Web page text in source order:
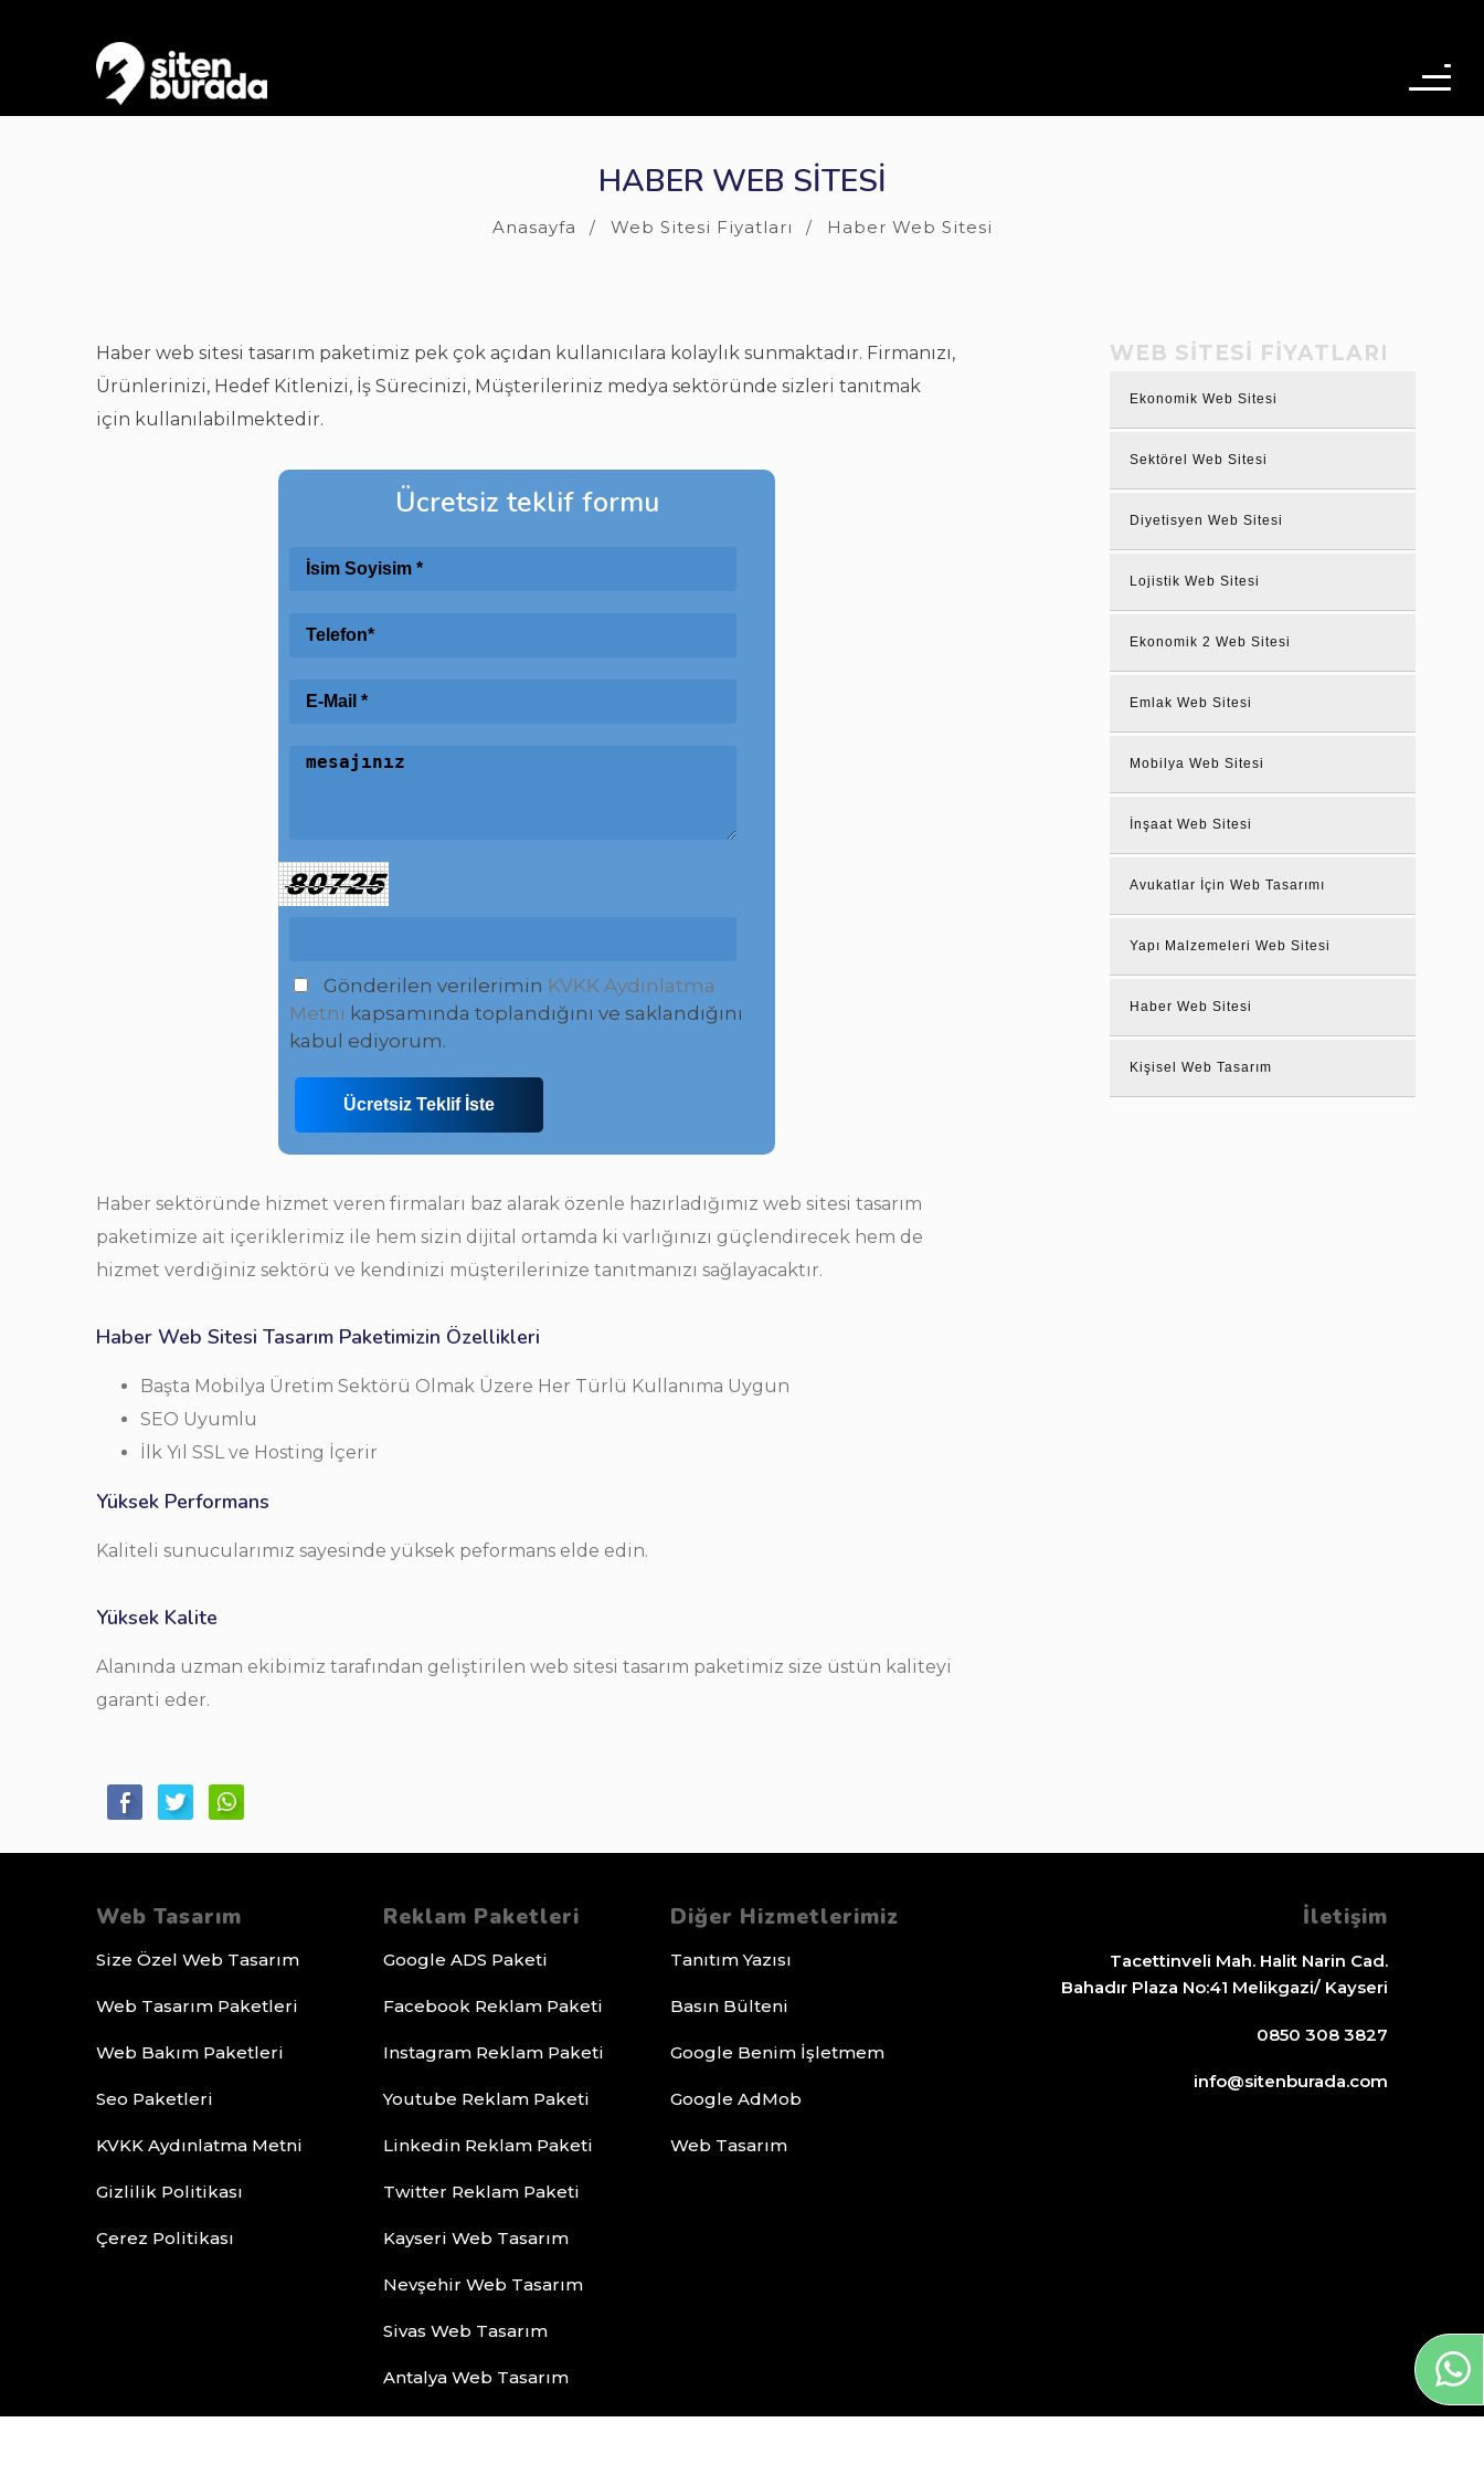
HABER WEB SITESI
Anasayfa Web Sitesi Fiyatları Haber Web Sitesi
Haber web sitesi tasarım paketimiz pek çok açıdan kullanıcılara kolaylık sunmaktadır. Firmanızı,
Ürünlerinizi, Hedef Kitlenizi, İş Sürecinizi, Müşterileriniz medya sektöründe sizleri tanıtmak
için kullanılabilmektedir.
Ücretsiz teklif formu
Gönderilen verilerimin KVKK Aydınlatma
Metni kapsamında toplandığını ve saklandığını
kabul ediyorum.
Ücretsiz Teklif İste
Haber sektöründe hizmet veren firmaları baz alarak özenle hazırladığımız web sitesi tasarım
paketimize ait içeriklerimiz ile hem sizin dijital ortamda ki varlığınızı güçlendirecek hem de
hizmet verdiğiniz sektörü ve kendinizi müşterilerinize tanıtmanızı sağlayacaktır.
Haber Web Sitesi Tasarım Paketimizin Özellikleri
Başta Mobilya Üretim Sektörü Olmak Üzere Her Türlü Kullanıma Uygun
SEO Uyumlu
İlk Yıl SSL ve Hosting İçerir
Yüksek Performans
Kaliteli sunucularımız sayesinde yüksek peformans elde edin.
Yüksek Kalite
Alanında uzman ekibimiz tarafından geliştirilen web sitesi tasarım paketimiz size üstün kaliteyi
garanti eder.
WEB SITESI FIYATLARI
Ekonomik Web Sitesi
Sektörel Web Sitesi
Diyetisyen Web Sitesi
Lojistik Web Sitesi
Ekonomik 2 Web Sitesi
Emlak Web Sitesi
Mobilya Web Sitesi
İnşaat Web Sitesi
Avukatlar İçin Web Tasarımı
Yapı Malzemeleri Web Sitesi
Haber Web Sitesi
Kişisel Web Tasarım
Web Tasarım
Size Özel Web Tasarım
Web Tasarım Paketleri
Web Bakım Paketleri
Seo Paketleri
KVKK Aydınlatma Metni
Gizlilik Politikası
Çerez Politikası
Reklam Paketleri
Google ADS Paketi
Facebook Reklam Paketi
Instagram Reklam Paketi
Youtube Reklam Paketi
Linkedin Reklam Paketi
Twitter Reklam Paketi
Kayseri Web Tasarım
Nevşehir Web Tasarım
Sivas Web Tasarım
Antalya Web Tasarım
Diğer Hizmetlerimiz
Tanıtım Yazısı
Basın Bülteni
Google Benim İşletmem
Google AdMob
Web Tasarım
İletişim
Tacettinveli Mah. Halit Narin Cad.
Bahadır Plaza No:41 Melikgazi/ Kayseri
0850 308 3827
info@sitenburada.com